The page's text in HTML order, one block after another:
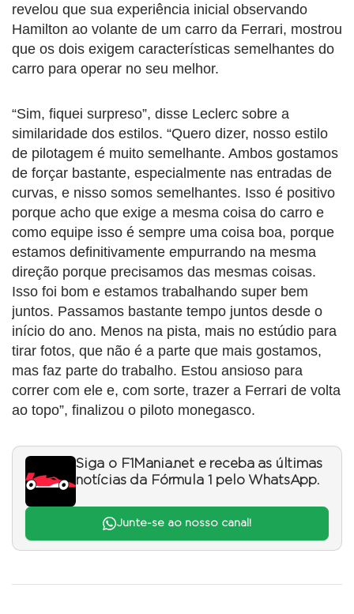
revelou que sua experiência inicial observando
Hamilton ao volante de um carro da Ferrari, mostrou
que os dois exigem características semelhantes do
carro para operar no seu melhor.
“Sim, fiquei surpreso”, disse Leclerc sobre a
similaridade dos estilos. “Quero dizer, nosso estilo
de pilotagem é muito semelhante. Ambos gostamos
de forçar bastante, especialmente nas entradas de
curvas, e nisso somos semelhantes. Isso é positivo
porque acho que exige a mesma coisa do carro e
como equipe isso é sempre uma coisa boa, porque
estamos definitivamente empurrando na mesma
direção porque precisamos das mesmas coisas.
Isso foi bom e estamos trabalhando super bem
juntos. Passamos bastante tempo juntos desde o
início do ano. Menos na pista, mais no estúdio para
tirar fotos, que não é a parte que mais gostamos,
mas faz parte do trabalho. Estou ansioso para
correr com ele e, com sorte, trazer a Ferrari de volta
ao topo”, finalizou o piloto monegasco.
Siga o F1Mania.net e receba as últimas
notícias da Fórmula 1 pelo WhatsApp.
Junte-se ao nosso canal!